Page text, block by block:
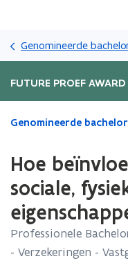
Genomineerde
FUTURE PROEF AWARD
Gedaan
zich
op:
Hoe
beïnvloedt
gentrificatie
Genomineerde
Hoe
sociale,
Professionele
- Verzekeringen -